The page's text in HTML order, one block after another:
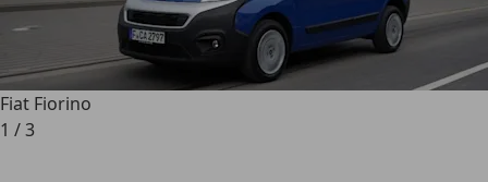
Fiat Fiorino
1 /3